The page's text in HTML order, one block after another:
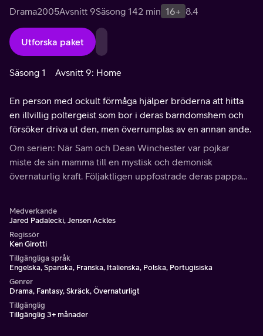
Drama2005Avsnitt 9Säsong 142 min 16+ 8.4
Utforska paket
Säsong 1 Avsnitt 9: Home
En person med ockult förmåga hjälper bröderna att hitta
en illvillig poltergeist som bor i deras barndomshem och
försöker driva ut den, men överrumplas av en annan ande.
Om serien: När Sam och Dean Winchester var pojkar
miste de sin mamma till en mystisk och demonisk
övernaturlig kraft. Följaktligen uppfostrade deras pappa
Medverkande
Jared Padalecki, Jensen Ackles
Regissör
Ken Girotti
Tillgängliga språk
Engelska, Spanska, Franska, Italienska, Polska, Portugisiska
Genrer
Drama, Fantasy, Skräck, Övernaturligt
Tillgänglig
Tillgänglig 3+ månader